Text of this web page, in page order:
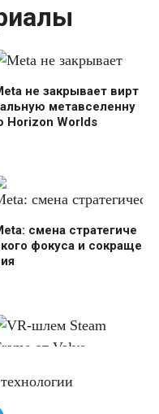
не закрывает вирт
метавселенну
Horizon Worlds
смена стратегиче
фокуса и сокраще
шлем Steam Frame